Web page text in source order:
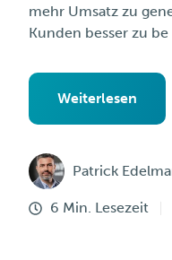
mehr Umsatz zu
Kunden besser zu
Weiterlesen
Patrick
6 Min. Lesezeit